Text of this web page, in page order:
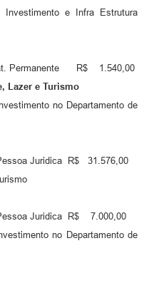
Investimento e Infra Estrutura
Permanente R$ 1.540,00
Lazer e Turismo
no Departamento de
Juridica R$ 31.576,00
Juridica R$ 7.000,00
no Departamento de